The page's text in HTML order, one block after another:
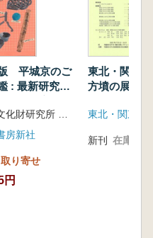
平城京のご
: 最新研究で
し
奈良文化財研究所 監修
房新社
取り寄せ
円
東北・関東
方墳の展開
新刊 在庫なし